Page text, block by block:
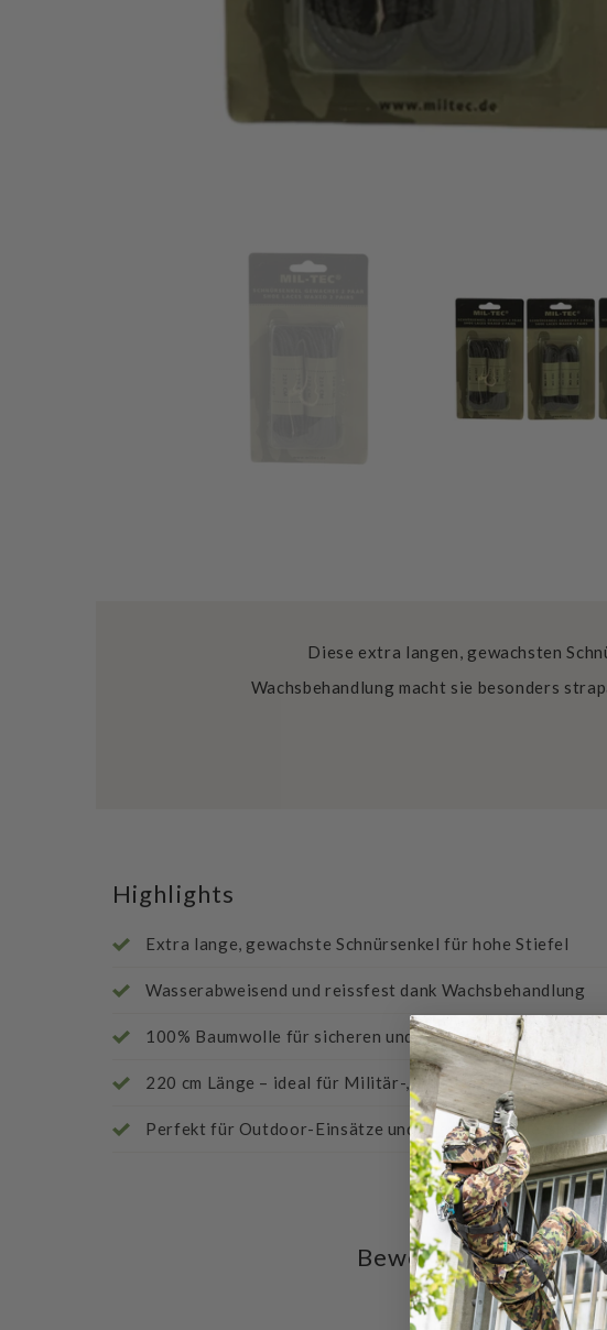
Diese extra langen, gewachsten
Wachsbehandlung macht sie besonders
Highlights
Extra lange, gewachste Schnürsenkel für hohe Stiefel
Wasserabweisend und reissfest dank Wachsbehandlung
100% Baumwolle für sicheren und flexiblen Sitz
220 cm Länge – ideal für Militär-, Wander- und
Perfekt für Outdoor-Einsätze und anspruchsvolle
Bewertungen für